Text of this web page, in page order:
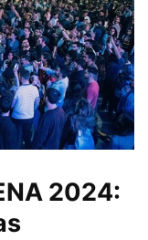
2024: